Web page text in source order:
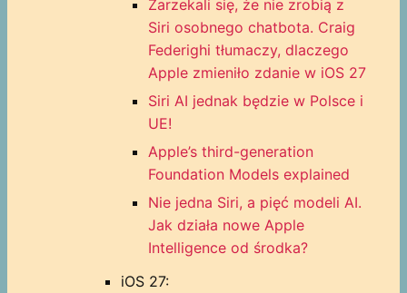
Zarzekali się, że nie zrobią z
Siri osobnego chatbota. Craig
Federighi tłumaczy, dlaczego
Apple zmieniło zdanie w iOS 27
Siri AI jednak będzie w Polsce i
UE!
Apple’s third-generation
Foundation Models explained
Nie jedna Siri, a pięć modeli AI.
Jak działa nowe Apple
Intelligence od środka?
iOS 27: